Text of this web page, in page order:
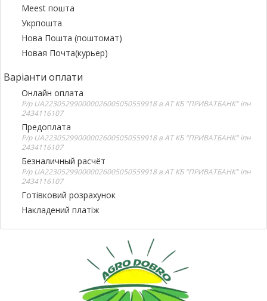
Meest пошта
Укрпошта
Нова Пошта (поштомат)
Новая Почта(курьер)
Варіанти оплати
Онлайн оплата
Р/р UA223052990000026005050559918 в АТ КБ "ПРИВАТБАНК" іпн
2434116107
Предоплата
Р/р UA223052990000026005050559918 в АТ КБ "ПРИВАТБАНК" іпн
2434116107
Безналичный расчёт
Р/р UA223052990000026005050559918 в АТ КБ "ПРИВАТБАНК" іпн
2434116107
Готівковий розрахунок
Накладений платіж